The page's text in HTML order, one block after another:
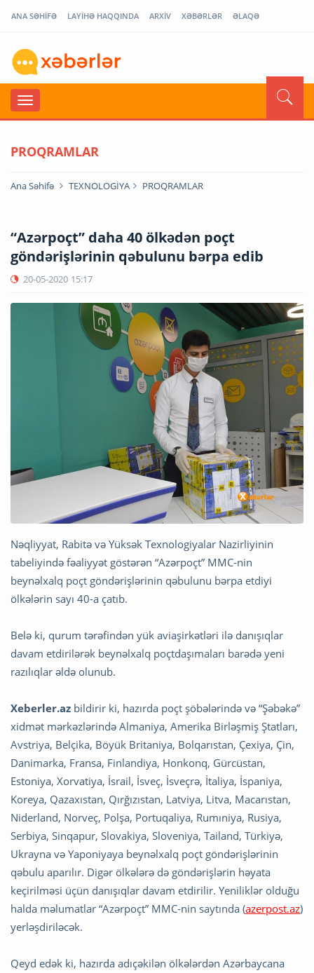
ANA SƏHİFƏ LAYİHƏ HAQQINDA ARXİV XƏBƏRLƏR ƏLAQƏ
PROQRAMLAR
Ana Səhifə TEXNOLOGİYA PROQRAMLAR
“Azərpoçt” daha 40 ölkədən poçt
göndərişlərinin qəbulunu bərpa edib
20-05-2020 15:17
Nəqliyyat, Rabitə və Yüksək Texnologiyalar Nazirliyinin
tabeliyində fəaliyyət göstərən “Azərpoçt” MMC-nin
beynəlxalq poçt göndərişlərinin qəbulunu bərpa etdiyi
ölkələrin sayı 40-a çatıb.
Belə ki, qurum tərəfindən yük aviaşirkətləri ilə danışıqlar
davam etdirilərək beynəlxalq poçtdaşımaları barədə yeni
razılıqlar əldə olunub.
Xeberler.az bildirir ki, hazırda poçt şöbələrində və “Şəbəkə”
xidmət mərkəzlərində Almaniya, Amerika Birləşmiş Ştatları,
Avstriya, Belçika, Böyük Britaniya, Bolqarıstan, Çexiya, Çin,
Danimarka, Fransa, Finlandiya, Honkonq, Gürcüstan,
Estoniya, Xorvatiya, İsrail, İsveç, İsveçrə, İtaliya, İspaniya,
Koreya, Qazaxıstan, Qırğızıstan, Latviya, Litva, Macarıstan,
Niderland, Norveç, Polşa, Portuqaliya, Rumıniya, Rusiya,
Serbiya, Sinqapur, Slovakiya, Sloveniya, Tailand, Türkiyə,
Ukrayna və Yaponiyaya beynəlxalq poçt göndərişlərinin
qəbulu aparılır. Digər ölkələrə də göndərişlərin həyata
keçirilməsi üçün danışıqlar davam etdirilir. Yeniliklər olduğu
halda məlumatlar “Azərpoçt” MMC-nin saytında (azerpost.az)
yerləşdiriləcək.
Qeyd edək ki, hazırda adıçəkilən ölkələrdən Azərbaycana